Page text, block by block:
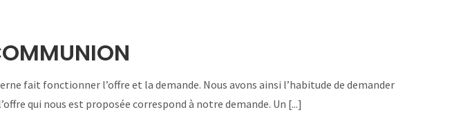
fait fonctionner l’offre et la demande. Nous avons ainsi l’habitude de demander
qui nous est proposée correspond à notre demande. Un [...]